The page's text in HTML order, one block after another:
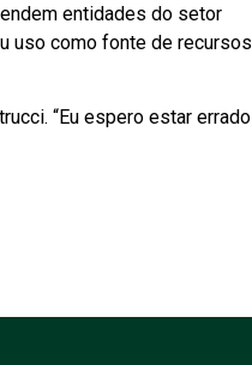
entidades do setor
uso como fonte de recursos
“Eu espero estar errado